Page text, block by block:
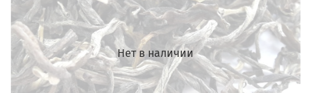
Нет в наличии